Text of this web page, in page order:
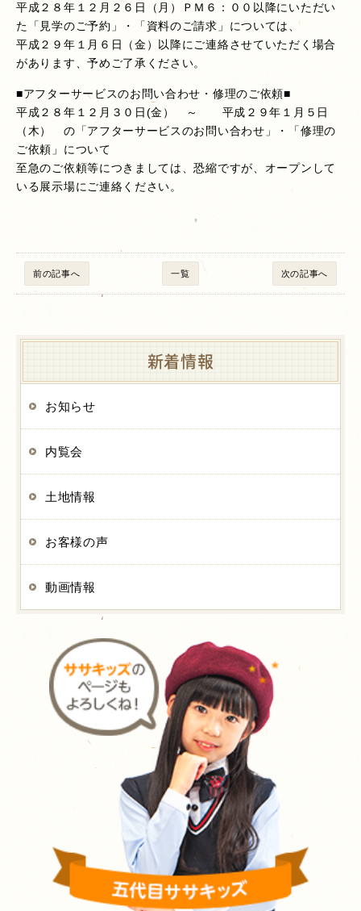
平成２８年１２月２６日（月）ＰＭ６：００以降にいただい
た「見学のご予約」・「資料のご請求」については、
平成２９年１月６日（金）以降にご連絡させていただく場合
があります、予めご了承ください。
■アフターサービスのお問い合わせ・修理のご依頼■
平成２８年１２月３０日(金） ～ 平成２９年１月５日
（木） の「アフターサービスのお問い合わせ」・「修理の
ご依頼」について
至急のご依頼等につきましては、恐縮ですが、オープンして
いる展示場にご連絡ください。
前の記事へ 一覧 次の記事へ
新着情報
お知らせ
内覧会
土地情報
お客様の声
動画情報